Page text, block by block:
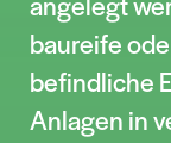
baureife
befindliche
Anlagen in